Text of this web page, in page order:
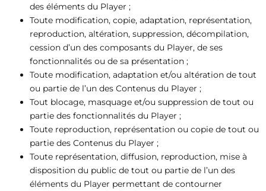
des éléments du Player ;
Toute modification, copie, adaptation, représentation,
reproduction, altération, suppression, décompilation,
cession d’un des composants du Player, de ses
fonctionnalités ou de sa présentation ;
Toute modification, adaptation et/ou altération de tout
ou partie de l’un des Contenus du Player ;
Tout blocage, masquage et/ou suppression de tout ou
partie des fonctionnalités du Player ;
Toute reproduction, représentation ou copie de tout ou
partie des Contenus du Player ;
Toute représentation, diffusion, reproduction, mise à
disposition du public de tout ou partie de l’un des
éléments du Player permettant de contourner